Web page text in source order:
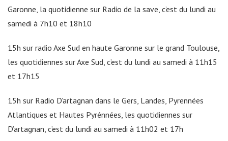
Garonne, la quotidienne sur Radio de la save, c’est du lundi au
samedi à 7h10 et 18h10
15h sur radio Axe Sud en haute Garonne sur le grand Toulouse,
les quotidiennes sur Axe Sud, c’est du lundi au samedi à 11h15
et 17h15
15h sur Radio D’artagnan dans le Gers, Landes, Pyrennées
Atlantiques et Hautes Pyrénnées, les quotidiennes sur
D’artagnan, c’est du lundi au samedi à 11h02 et 17h